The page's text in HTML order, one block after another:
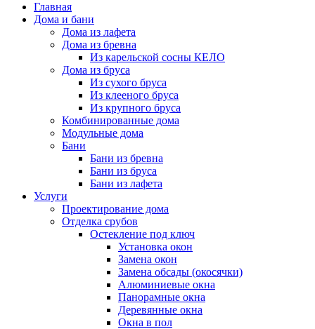
Главная
Дома и бани
Дома из лафета
Дома из бревна
Из карельской сосны КЕЛО
Дома из бруса
Из сухого бруса
Из клееного бруса
Из крупного бруса
Комбинированные дома
Модульные дома
Бани
Бани из бревна
Бани из бруса
Бани из лафета
Услуги
Проектирование дома
Отделка срубов
Остекление под ключ
Установка окон
Замена окон
Замена обсады (окосячки)
Алюминиевые окна
Панорамные окна
Деревянные окна
Окна в пол